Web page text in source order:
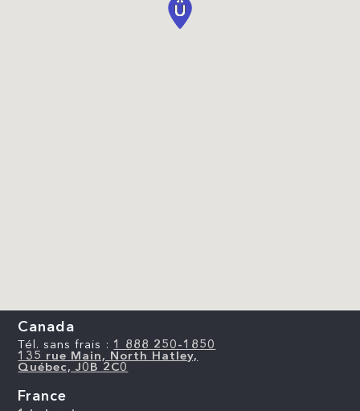
Canada
Tél. sans frais : 1 888 250-1850
135 rue Main, North Hatley,
Québec, J0B 2C0
France